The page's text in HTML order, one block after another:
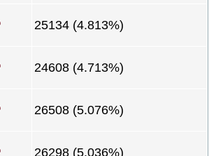
25134 (4.813%)
24608 (4.713%)
26508 (5.076%)
26298 (5.036%)